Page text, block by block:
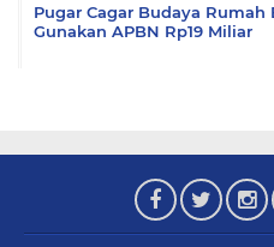
Pugar Cagar Budaya
Gunakan APBN Rp19 Miliar